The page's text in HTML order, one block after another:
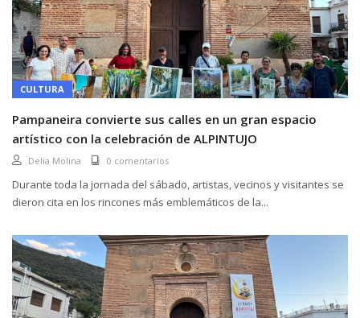
CULTURA
Pampaneira convierte sus calles en un gran espacio
artístico con la celebración de ALPINTUJO
Delia Molina 0 comentarios
Durante toda la jornada del sábado, artistas, vecinos y visitantes se
dieron cita en los rincones más emblemáticos de la...